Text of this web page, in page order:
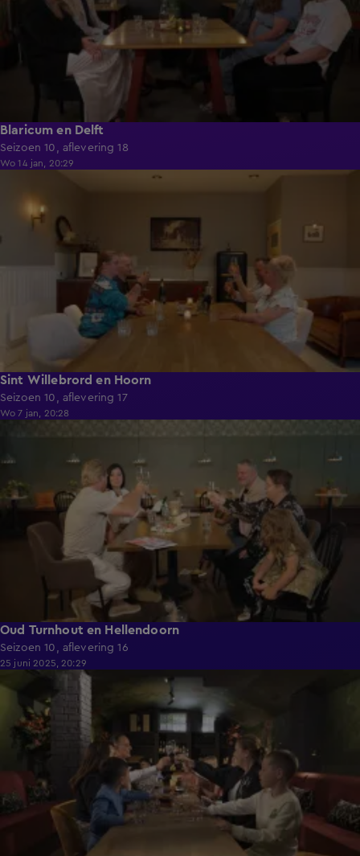
Blaricum en Delft
Seizoen 10, aflevering 18
Wo 14 jan, 20:29
Sint Willebrord en Hoorn
Seizoen 10, aflevering 17
Wo 7 jan, 20:28
Oud Turnhout en Hellendoorn
Seizoen 10, aflevering 16
25 juni 2025, 20:29